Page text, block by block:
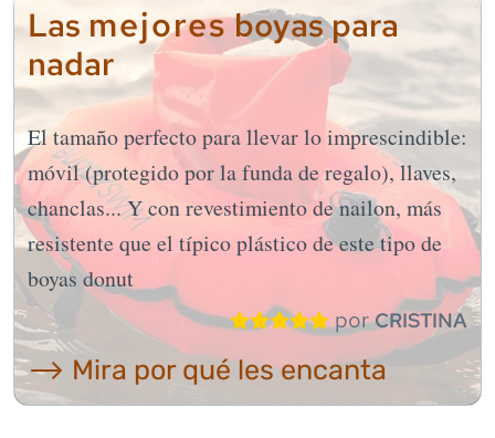
Las mejoresboyas para
nadar
El tamaño perfecto para llevar lo imprescindible:
móvil (protegido por la funda de regalo), llaves,
chanclas... Y con revestimiento de nailon, más
resistente que el típico plástico de este tipo de
boyas donut
porCRISTINA
⟶ Mira por qué les encanta